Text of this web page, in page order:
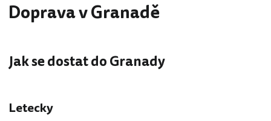
Doprava v Granadě
Jak se dostat do Granady
Letecky